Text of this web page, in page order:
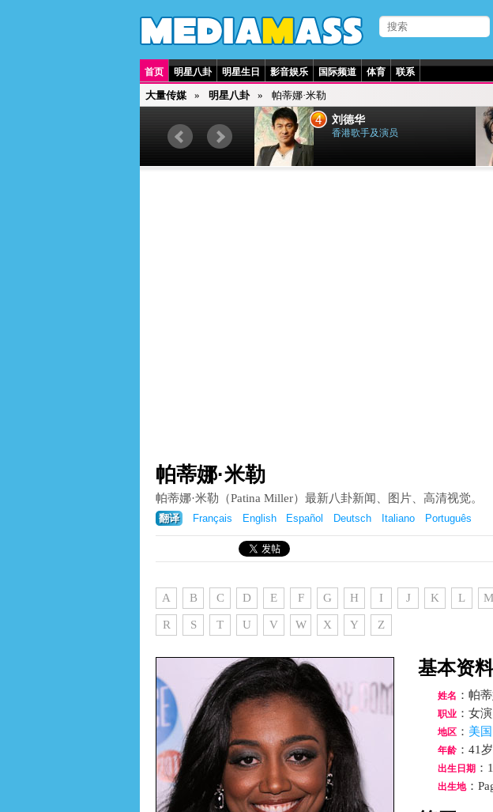
首页 明星八卦 明星生日 影音娱乐 国际频道 体育 联系
大量传媒 明星八卦 帕蒂娜·米勒
4 刘德华
香港歌手及演员
帕蒂娜·米勒
帕蒂娜·米勒（Patina Miller）最新八卦新闻、图片、高清视觉。
翻译 Français English Español Deutsch Italiano Português
A B C D E F G H I J K L M
R S T U V W X Y Z
基本资料
姓名 ：帕
职业 ：女
地区 ： 美国
年龄 ：41岁
出生日期
出生地：